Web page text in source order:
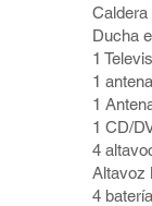
Caldera
Ducha
1
1
1
1 CD/
4
Altavoz
4